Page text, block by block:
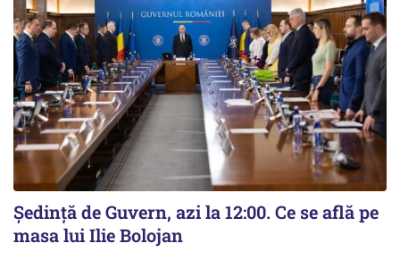
Ședință de Guvern, azi la 12:00. Ce se află pe
masa lui Ilie Bolojan